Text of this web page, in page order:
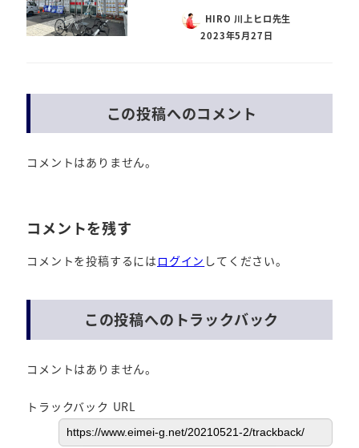
HIRO 川上ヒロ先生
2023年5月27日
この投稿へのコメント
コメントはありません。
コメントを残す
コメントを投稿するには ログイン してください。
この投稿へのトラックバック
コメントはありません。
トラックバック URL